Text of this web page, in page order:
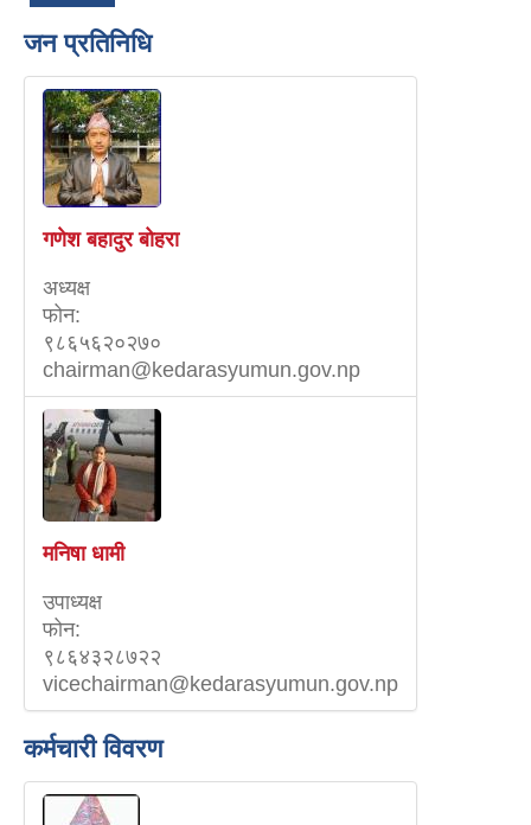
जन प्रतिनिधि
गणेश बहादुर बोहरा
अध्यक्ष
फोन:
९८६५६२०२७०
chairman@kedarasyumun.gov.np
मनिषा धामी
उपाध्यक्ष
फोन:
९८६४३२८७२२
vicechairman@kedarasyumun.gov.np
कर्मचारी विवरण